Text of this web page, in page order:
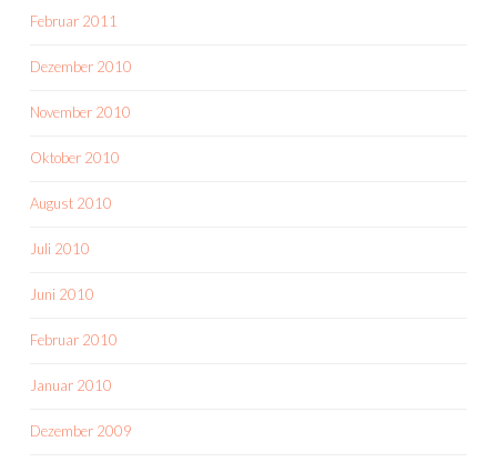
Februar 2011
Dezember 2010
November 2010
Oktober 2010
August 2010
Juli 2010
Juni 2010
Februar 2010
Januar 2010
Dezember 2009